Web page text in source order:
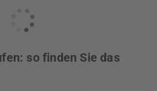
so finden Sie das